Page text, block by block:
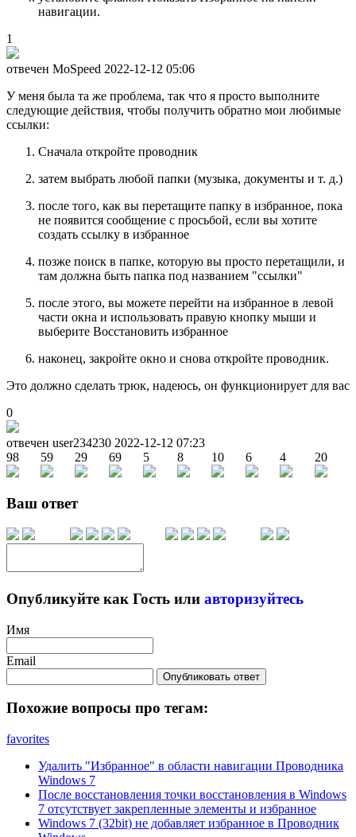
навигации.
1
отвечен MoSpeed 2022-12-12 05:06
У меня была та же проблема, так что я просто выполните
следующие действия, чтобы получить обратно мои любимые
ссылки:
Сначала откройте проводник
затем выбрать любой папки (музыка, документы и т. д.)
после того, как вы перетащите папку в избранное, пока
не появится сообщение с просьбой, если вы хотите
создать ссылку в избранное
позже поиск в папке, которую вы просто перетащили, и
там должна быть папка под названием "ссылки"
после этого, вы можете перейти на избранное в левой
части окна и использовать правую кнопку мыши и
выберите Восстановить избранное
наконец, закройте окно и снова откройте проводник.
Это должно сделать трюк, надеюсь, он функционирует для вас
0
отвечен user234230 2022-12-12 07:23
98
59 29 69 5 8 10 6 4 20
Ваш ответ
Опубликуйте как Гость или авторизуйтесь
Имя
Email
Опубликовать ответ
Похожие вопросы про тегам:
favorites
Удалить "Избранное" в области навигации Проводника
Windows 7
После восстановления точки восстановления в Windows
7 отсутствует закрепленные элементы и избранное
Windows 7 (32bit) не добавляет избранное в Проводник